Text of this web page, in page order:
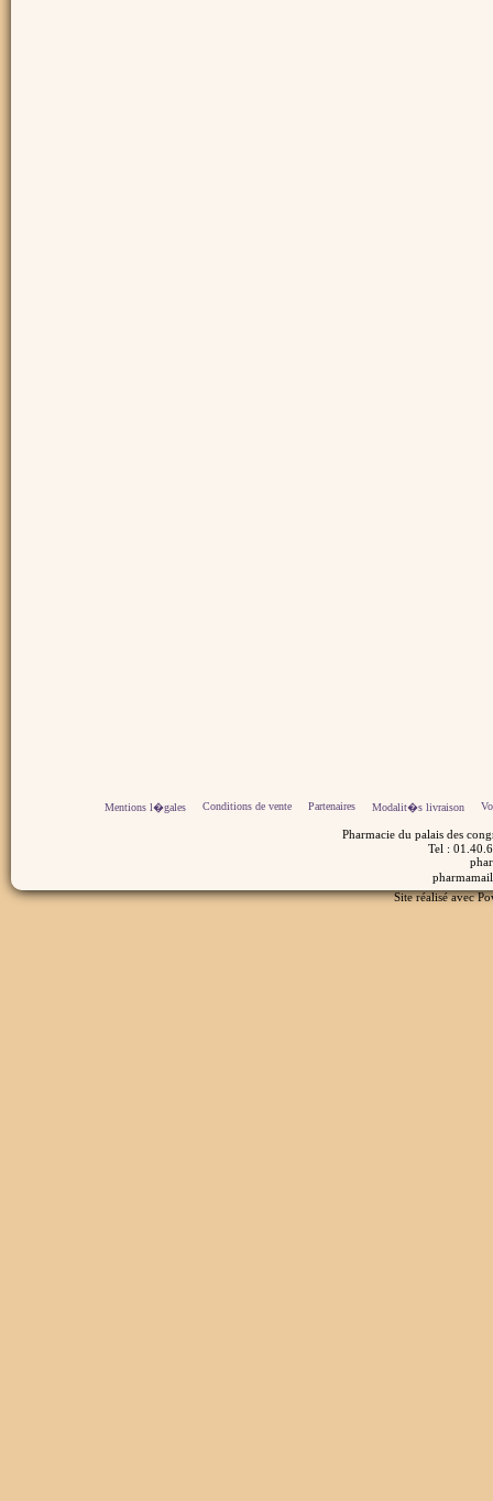
Mentions l�gales Conditions de vente Partenaires Modalit�s livraison
Pharmacie du palais des
Tel :
Site réalisé avec